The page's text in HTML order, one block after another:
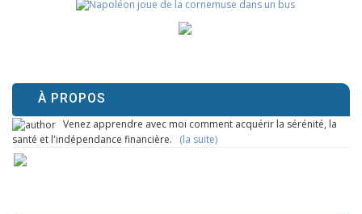
À PROPOS
Venez apprendre avec moi comment acquérir la sérénité, la
santé et l'indépendance financière. (la suite)